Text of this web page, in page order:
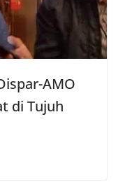
AMO
di Tujuh